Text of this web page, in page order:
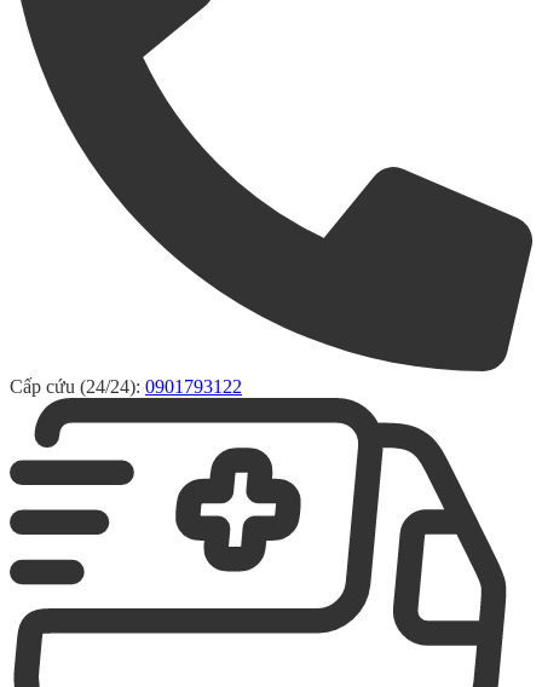
Cấp cứu (24/24): 0901793122